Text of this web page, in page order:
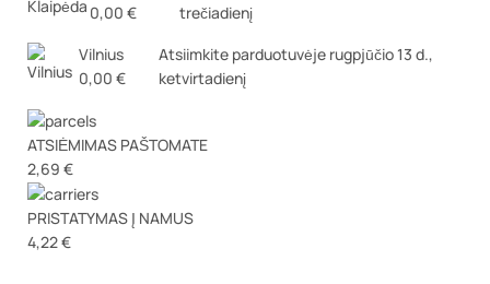
0,00 €
trečiadienį
Vilnius
0,00 €
Atsiimkite parduotuvėje rugpjūčio 13 d.,
ketvirtadienį
ATSIĖMIMAS PAŠTOMATE
2,69 €
PRISTATYMAS Į NAMUS
4,22 €